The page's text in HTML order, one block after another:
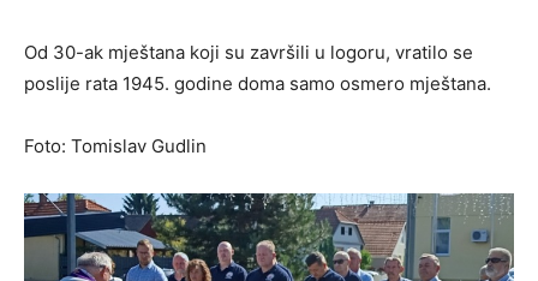
Od 30-ak mještana koji su završili u logoru, vratilo se
poslije rata 1945. godine doma samo osmero mještana.
Foto: Tomislav Gudlin